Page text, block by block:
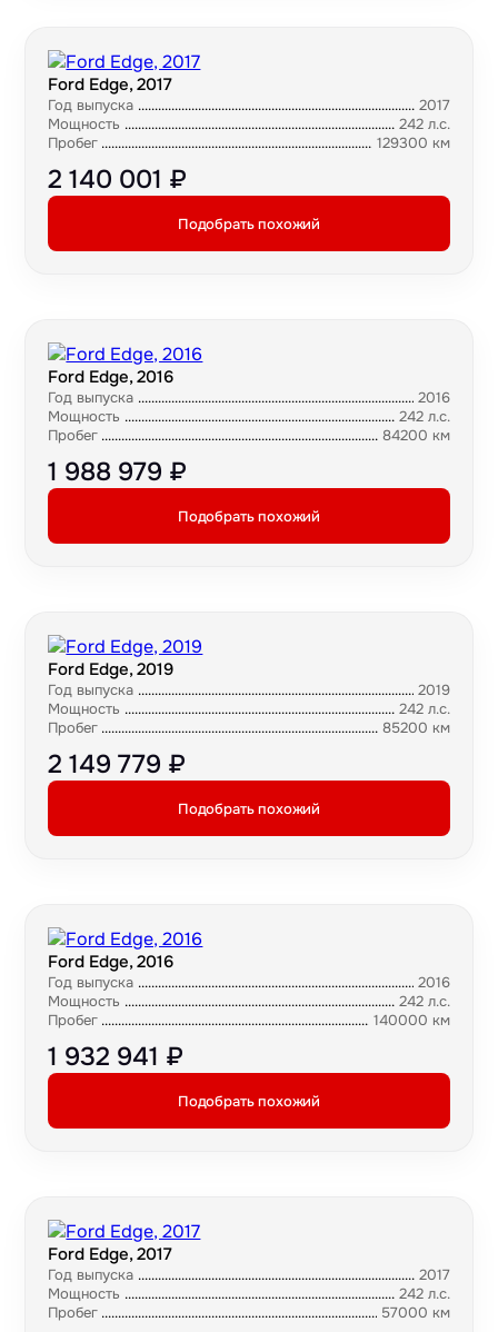
Ford Edge, 2017
Год выпуска
2017
Мощность
242 л.с.
Пробег
129300 км
2 140 001 ₽
Подобрать похожий
Ford Edge, 2016
Год выпуска
2016
Мощность
242 л.с.
Пробег
84200 км
1 988 979 ₽
Подобрать похожий
Ford Edge, 2019
Год выпуска
2019
Мощность
242 л.с.
Пробег
85200 км
2 149 779 ₽
Подобрать похожий
Ford Edge, 2016
Год выпуска
2016
Мощность
242 л.с.
Пробег
140000 км
1 932 941 ₽
Подобрать похожий
Ford Edge, 2017
Год выпуска
2017
Мощность
242 л.с.
Пробег
57000 км